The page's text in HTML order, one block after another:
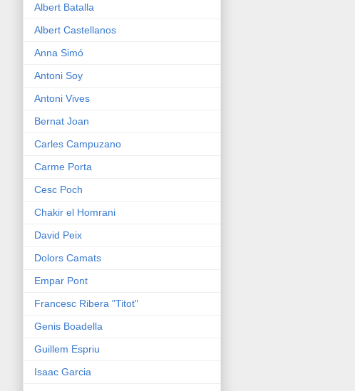
Albert Batalla
Albert Castellanos
Anna Simó
Antoni Soy
Antoni Vives
Bernat Joan
Carles Campuzano
Carme Porta
Cesc Poch
Chakir el Homrani
David Peix
Dolors Camats
Empar Pont
Francesc Ribera "Titot"
Genis Boadella
Guillem Espriu
Isaac Garcia